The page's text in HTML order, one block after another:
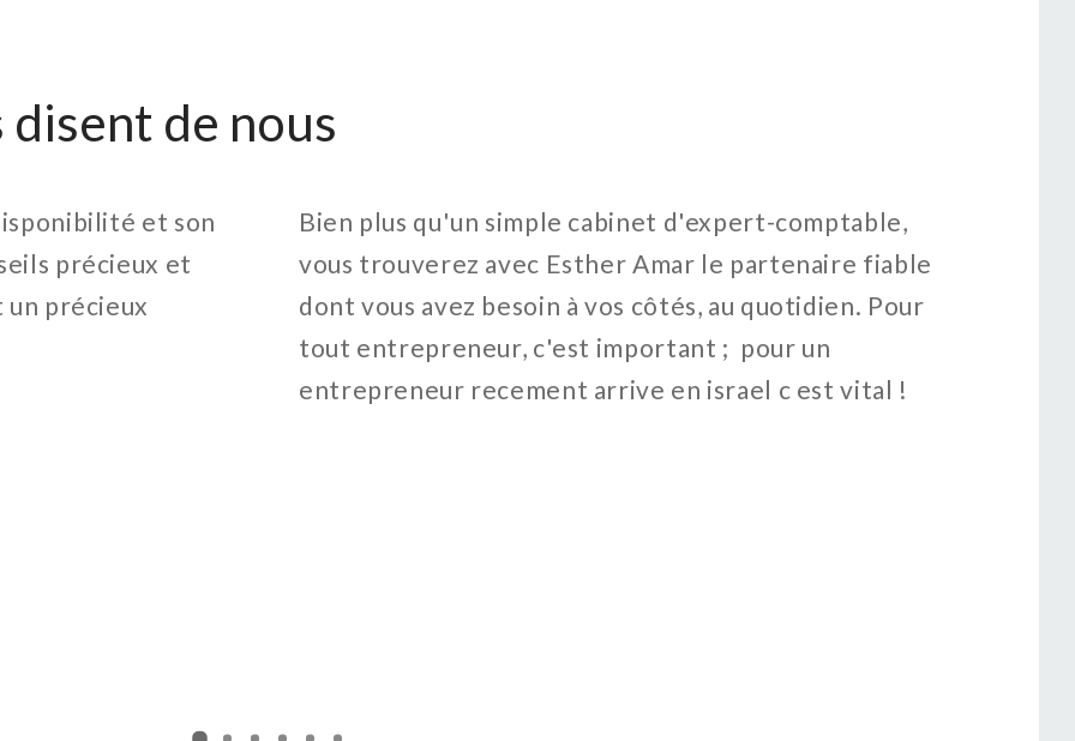
de nous
et son
précieux et
un précieux
Bien plus qu'un simple cabinet d'expert-comptable,
vous trouverez avec Esther Amar le partenaire fiable
dont vous avez besoin à vos côtés, au quotidien. Pour
tout entrepreneur, c'est important ; pour un
entrepreneur recement arrive en israel c est vital !